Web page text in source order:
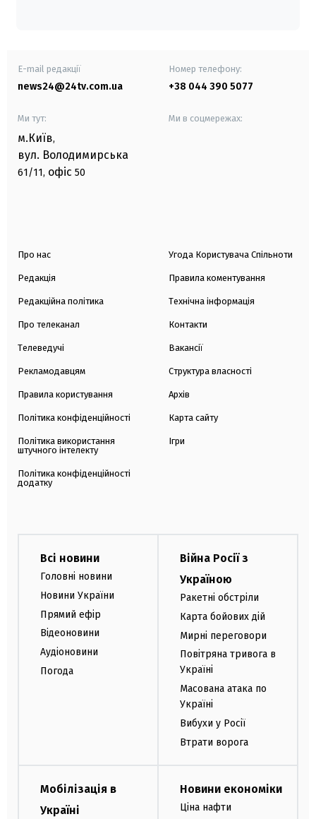
E-mail редакції
news24@24tv.com.ua
Номер телефону:
+38 044 390 5077
Ми тут:
м.Київ,
вул. Володимирська
61/11, офіс 50
Ми в соцмережах:
Про нас
Редакція
Редакційна політика
Про телеканал
Телеведучі
Рекламодавцям
Правила користування
Політика конфіденційності
Політика використання
штучного інтелекту
Політика конфіденційності
додатку
Угода Користувача Спільноти
Правила коментування
Технічна інформація
Контакти
Вакансії
Структура власності
Архів
Карта сайту
Ігри
Всі новини
Головні новини
Новини України
Прямий ефір
Відеоновини
Аудіоновини
Погода
Війна Росії з
Україною
Ракетні обстріли
Карта бойових дій
Мирні переговори
Повітряна тривога в
Україні
Масована атака по
Україні
Вибухи у Росії
Втрати ворога
Мобілізація в
Україні
Новини економіки
Ціна нафти